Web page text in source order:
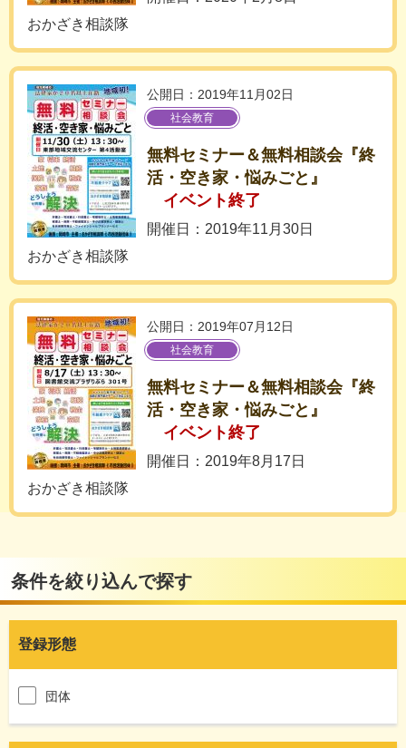
おかざき相談隊
公開日：2019年11月02日
社会教育
無料セミナー＆無料相談会『終
活・空き家・悩みごと』
イベント終了
開催日：2019年11月30日
おかざき相談隊
公開日：2019年07月12日
社会教育
無料セミナー＆無料相談会『終
活・空き家・悩みごと』
イベント終了
開催日：2019年8月17日
おかざき相談隊
条件を絞り込んで探す
登録形態
団体